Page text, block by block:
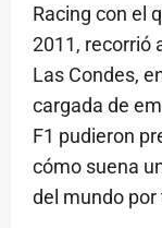
Racing con el
2011, recorrió
Las Condes,
cargada de
F1 pudieron
cómo suena
del mundo